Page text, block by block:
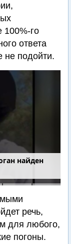
100%-го
ответа
подойти.
найден
речь,
для любого,
погоны.